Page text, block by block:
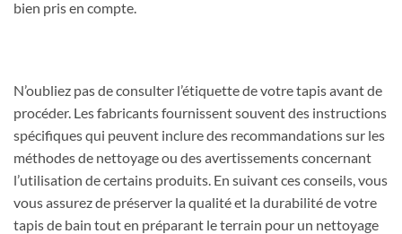
bien pris en compte.
N’oubliez pas de consulter l’étiquette de votre tapis avant de
procéder. Les fabricants fournissent souvent des instructions
spécifiques qui peuvent inclure des recommandations sur les
méthodes de nettoyage ou des avertissements concernant
l’utilisation de certains produits. En suivant ces conseils, vous
vous assurez de préserver la qualité et la durabilité de votre
tapis de bain tout en préparant le terrain pour un nettoyage